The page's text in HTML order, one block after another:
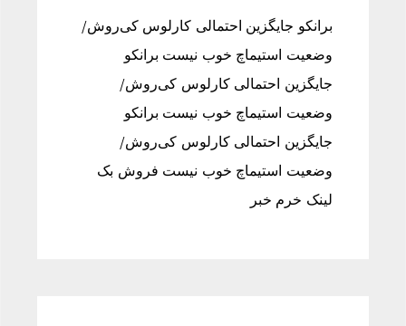
برانکو جایگزین احتمالی کارلوس کی‌روش/
وضعیت استیماچ خوب نیست برانکو
جایگزین احتمالی کارلوس کی‌روش/
وضعیت استیماچ خوب نیست برانکو
جایگزین احتمالی کارلوس کی‌روش/
وضعیت استیماچ خوب نیست فروش بک
لینک خرم خبر